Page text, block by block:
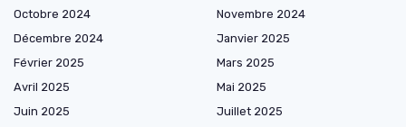
Octobre 2024
Novembre 2024
Décembre 2024
Janvier 2025
Février 2025
Mars 2025
Avril 2025
Mai 2025
Juin 2025
Juillet 2025